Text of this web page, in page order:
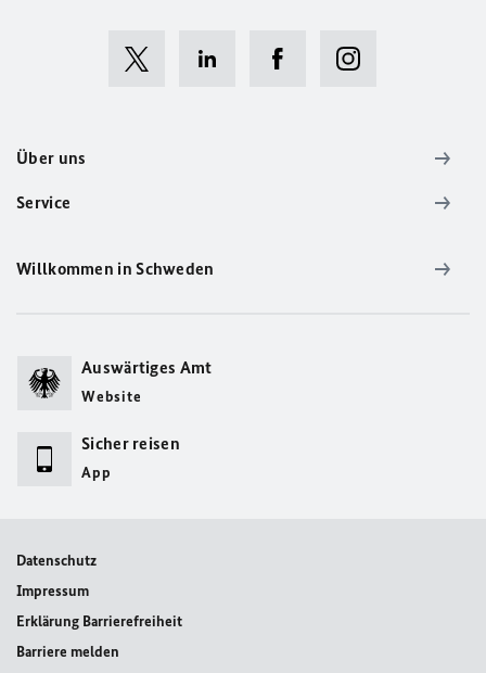
Über uns
Service
Willkommen in Schweden
Auswärtiges Amt
Website
Sicher reisen
App
Datenschutz
Impressum
Erklärung Barrierefreiheit
Barriere melden